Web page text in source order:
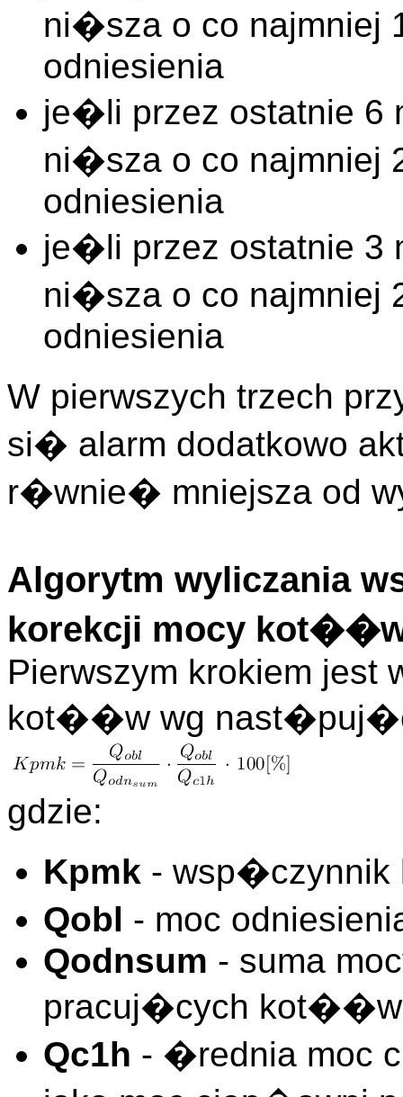
ni�sza o co
odniesienia
je�li przez ostatnie
ni�sza o co
odniesienia
je�li przez ostatnie
ni�sza o co
odniesienia
W pierwszych trzech
si� alarm dodatkowo
r�wnie� mniejsza od
Algorytm wyliczania
korekcji mocy
Pierwszym krokiem jest
kot��w wg
gdzie:
Kpmk -
Qobl - moc
Qodnsum - suma
pracuj�cych kot��w
Qc1h - �rednia moc